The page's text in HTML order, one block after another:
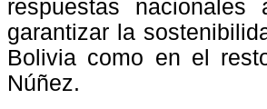
respuestas
garantizar la
Bolivia como en el
Núñez.